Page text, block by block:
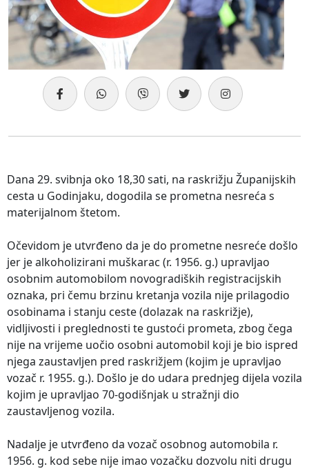
Dana 29. svibnja oko 18,30 sati, na raskrižju Županijskih
cesta u Godinjaku, dogodila se prometna nesreća s
materijalnom štetom.
Očevidom je utvrđeno da je do prometne nesreće došlo
jer je alkoholizirani muškarac (r. 1956. g.) upravljao
osobnim automobilom novogradiških registracijskih
oznaka, pri čemu brzinu kretanja vozila nije prilagodio
osobinama i stanju ceste (dolazak na raskrižje),
vidljivosti i preglednosti te gustoći prometa, zbog čega
nije na vrijeme uočio osobni automobil koji je bio ispred
njega zaustavljen pred raskrižjem (kojim je upravljao
vozač r. 1955. g.). Došlo je do udara prednjeg dijela vozila
kojim je upravljao 70-godišnjak u stražnji dio
zaustavljenog vozila.
Nadalje je utvrđeno da vozač osobnog automobila r.
1956. g. kod sebe nije imao vozačku dozvolu niti drugu